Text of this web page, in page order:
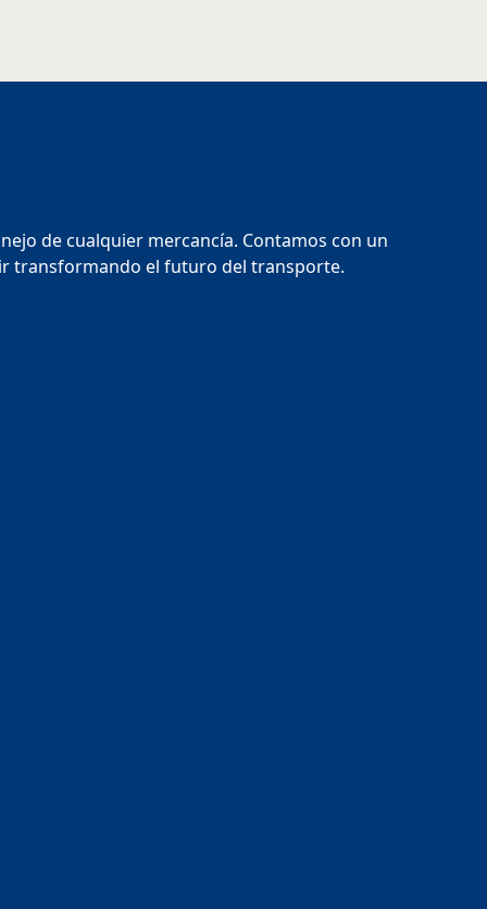
de cualquier mercancía. Contamos con un
transformando el futuro del transporte.